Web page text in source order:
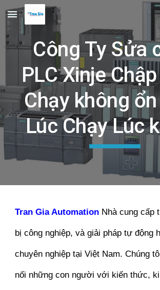
Skip to main content
Công Ty Sửa
PLC Xinje
Chạy không
Lúc Chạy Lúc
Tran Gia Automation Nhà cung cấp
bị công nghiệp, và giải pháp tự động
chuyên nghiệp tại Việt Nam. Chúng
nối những con người với kiến thức,